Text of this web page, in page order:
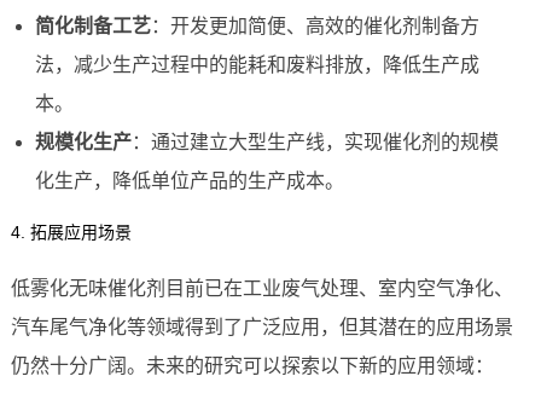
简化制备工艺：开发更加简便、高效的催化剂制备方
法，减少生产过程中的能耗和废料排放，降低生产成
本。
规模化生产：通过建立大型生产线，实现催化剂的规模
化生产，降低单位产品的生产成本。
4. 拓展应用场景
低雾化无味催化剂目前已在工业废气处理、室内空气净化、
汽车尾气净化等领域得到了广泛应用，但其潜在的应用场景
仍然十分广阔。未来的研究可以探索以下新的应用领域：